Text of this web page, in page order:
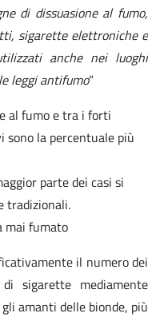
di dissuasione al fumo,
sigarette elettroniche e
anche nei luoghi
leggi antifumo”
al fumo e tra i forti
la percentuale più
parte dei casi si
tradizionali.
mai fumato
il numero dei
sigarette mediamente
amanti delle bionde, più